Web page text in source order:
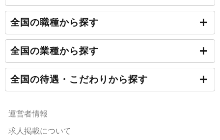
全国の職種から探す
全国の業種から探す
全国の待遇・こだわりから探す
運営者情報
求人掲載について